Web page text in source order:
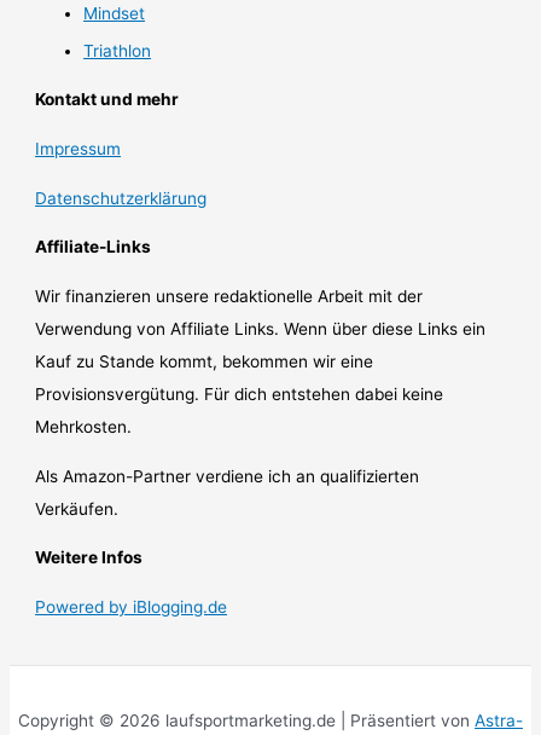
Mindset
Triathlon
Kontakt und mehr
Impressum
Datenschutzerklärung
Affiliate-Links
Wir finanzieren unsere redaktionelle Arbeit mit der
Verwendung von Affiliate Links. Wenn über diese Links ein
Kauf zu Stande kommt, bekommen wir eine
Provisionsvergütung. Für dich entstehen dabei keine
Mehrkosten.
Als Amazon-Partner verdiene ich an qualifizierten
Verkäufen.
Weitere Infos
Powered by iBlogging.de
Copyright © 2026 laufsportmarketing.de | Präsentiert von Astra-